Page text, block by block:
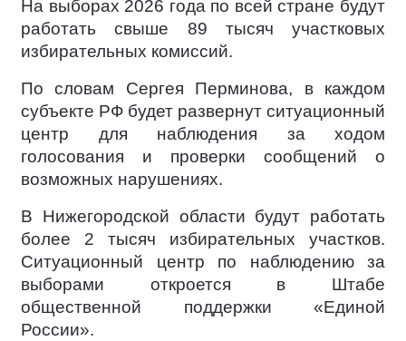
На выборах 2026 года по всей стране будут
работать свыше 89 тысяч участковых
избирательных комиссий.
По словам Сергея Перминова, в каждом
субъекте РФ будет развернут ситуационный
центр для наблюдения за ходом
голосования и проверки сообщений о
возможных нарушениях.
В Нижегородской области будут работать
более 2 тысяч избирательных участков.
Ситуационный центр по наблюдению за
выборами откроется в Штабе
общественной поддержки «Единой
России».